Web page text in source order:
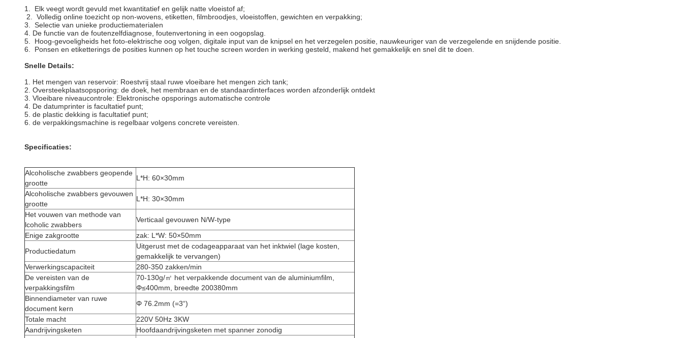
1. Elk veegt wordt gevuld met kwantitatief en gelijk natte vloeistof af;
2. Volledig online toezicht op non-wovens, etiketten, filmbroodjes, vloeistoffen, gewichten en verpakking;
3. Selectie van unieke productiematerialen
4. De functie van de foutenzelfdiagnose, foutenvertoning in een oogopslag
5. Hoog-gevoeligheids het foto-elektrische oog volgen, digitale input van de knipsel en het verzegelen positie, nauwkeuriger van de verzegelende en snijdende positie.
6. Ponsen en etiketterings de posities kunnen op het touche screen worden in werking gesteld, makend het gemakkelijk en snel dit te doen
Snelle Details:
1. Het mengen van reservoir: Roestvrij staal ruwe vloeibare het mengen zich tank;
2. Oversteekplaatsopsporing: de doek, het membraan en de standaardinterfaces worden afzonderlijk ontdekt
3. Vloeibare niveaucontrole: Elektronische opsporings automatische controle
4. De datumprinter is facultatief punt;
5. de plastic dekking is facultatief punt;
6. de verpakkingsmachine is regelbaar volgens concrete vereisten.
Specificaties:
Alcoholische zwabbers geopende
grootte
L*H: 60×30mm
Alcoholische zwabbers gevouwen
grootte
L*H: 30×30mm
Het vouwen van methode van
lcoholic zwabbers
Verticaal gevouwen N/W-type
Enige zakgrootte
zak: L*W: 50×50mm
Productiedatum
Uitgerust met de codageapparaat van het inktwiel (lage kosten,
gemakkelijk te vervangen)
Verwerkingscapaciteit
280-350 zakken/min
De vereisten van de
verpakkingsfilm
70-130g/㎡ het verpakkende document van de aluminiumfilm,
Φ≤400mm, breedte 200380mm
Binnendiameter van ruwe
document kern
Φ 76.2mm (=3“)
Totale macht
220V 50Hz 3KW
Aandrijvingsketen
Hoofdaandrijvingsketen met spanner zonodig